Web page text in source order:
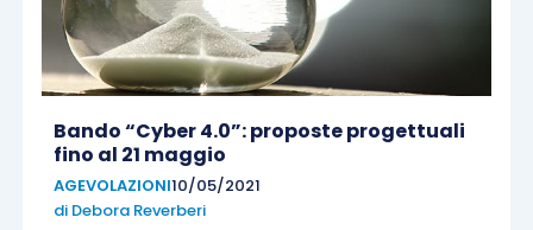
Bando “Cyber 4.0”: proposte progettuali
fino al 21 maggio
AGEVOLAZIONI10/05/2021
di Debora Reverberi